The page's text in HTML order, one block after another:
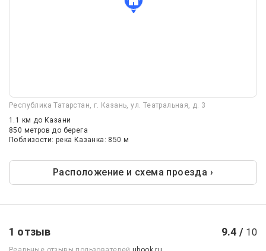
Республика Татарстан, г. Казань, ул. Театральная, д. 3
1.1 км до Казани
850 метров до берега
Поблизости: река Казанка: 850 м
Расположение и схема проезда ›
1 отзыв 9.4 / 10